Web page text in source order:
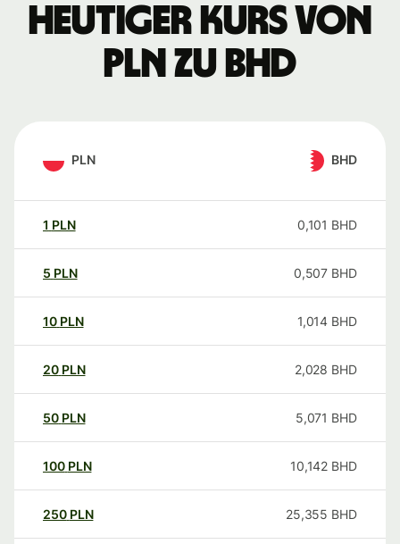
Heutiger Kurs von
PLN zu BHD
PLN BHD
1 PLN 0,101 BHD
5 PLN 0,507 BHD
10 PLN 1,014 BHD
20 PLN 2,028 BHD
50 PLN 5,071 BHD
100 PLN 10,142 BHD
250 PLN 25,355 BHD